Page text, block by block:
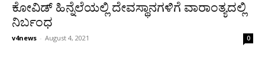
ಕೋವಿಡ್ ಹಿನ್ನೆಲೆಯಲ್ಲಿ ದೇವಸ್ಥಾನಗಳಿಗೆ ವಾರಾಂತ್ಯದಲ್ಲಿ
ನಿರ್ಬಂಧ
v4news - August 4, 2021 0